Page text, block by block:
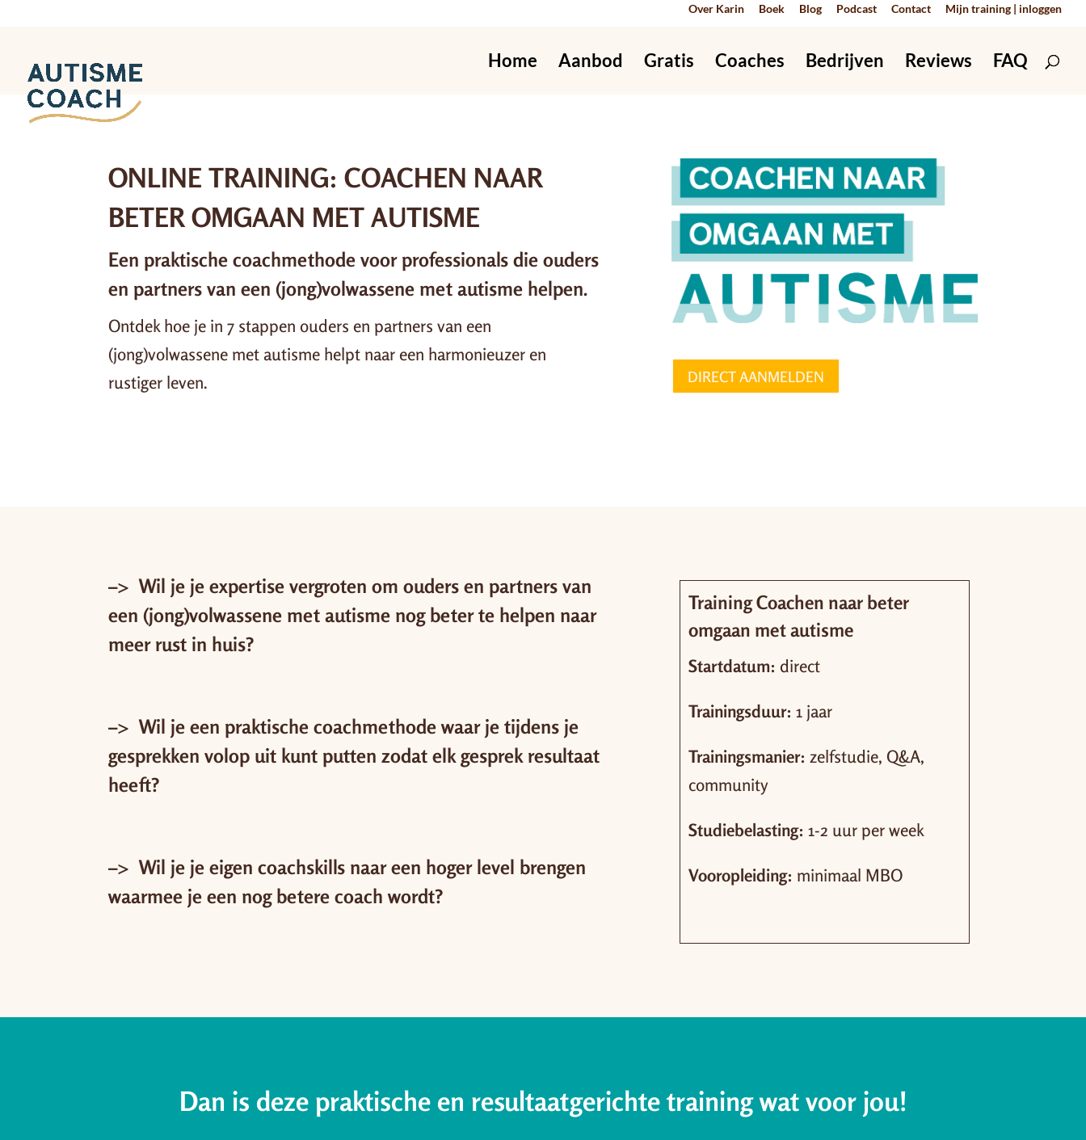
Over Karin Boek Blog Podcast Contact Mijn training | inloggen
Home Aanbod Gratis Coaches Bedrijven Reviews FAQ
ONLINE TRAINING: COACHEN NAAR
BETER OMGAAN MET AUTISME
Een praktische coachmethode voor professionals die ouders
en partners van een (jong)volwassene met autisme helpen.
Ontdek hoe je in 7 stappen ouders en partners van een
(jong)volwassene met autisme helpt naar een harmonieuzer en
rustiger leven.
DIRECT AANMELDEN
–> Wil je je expertise vergroten om ouders en partners van
een (jong)volwassene met autisme nog beter te helpen naar
meer rust in huis?
–> Wil je een praktische coachmethode waar je tijdens je
gesprekken volop uit kunt putten zodat elk gesprek resultaat
heeft?
–> Wil je je eigen coachskills naar een hoger level brengen
waarmee je een nog betere coach wordt?
Training Coachen naar beter
omgaan met autisme
Startdatum: direct
Trainingsduur: 1 jaar
Trainingsmanier: zelfstudie, Q&A,
community
Studiebelasting: 1-2 uur per week
Vooropleiding: minimaal MBO
Dan is deze praktische en resultaatgerichte training wat voor jou!